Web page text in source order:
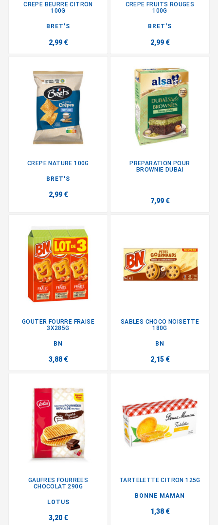
CREPE BEURRE CITRON
100G
BRET'S
2,99 €
CREPE FRUITS ROUGES
100G
BRET'S
2,99 €
CREPE NATURE 100G
BRET'S
2,99 €
PREPARATION POUR
BROWNIE DUBAI
7,99 €
GOUTER FOURRE FRAISE
3X285G
BN
3,88 €
SABLES CHOCO NOISETTE
180G
BN
2,15 €
GAUFRES FOURREES
CHOCOLAT 290G
LOTUS
3,20 €
TARTELETTE CITRON 125G
BONNE MAMAN
1,38 €